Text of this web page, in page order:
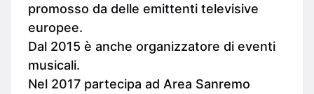
promosso da delle emittenti televisive
europee.
Dal 2015 è anche organizzatore di eventi
musicali.
Nel 2017 partecipa ad Area Sanremo